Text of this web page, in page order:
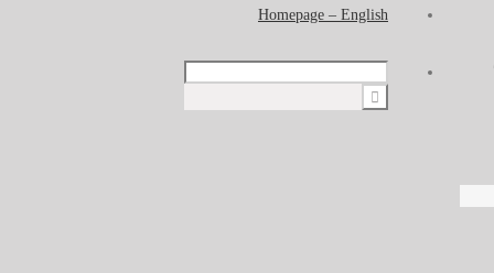
Homepage – English